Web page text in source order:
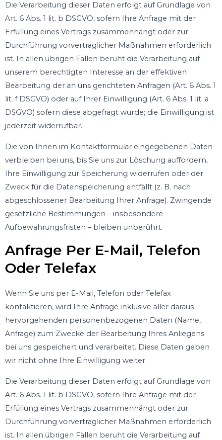
Die Verarbeitung dieser Daten erfolgt auf Grundlage von
Art. 6 Abs. 1 lit. b DSGVO, sofern Ihre Anfrage mit der
Erfüllung eines Vertrags zusammenhängt oder zur
Durchführung vorvertraglicher Maßnahmen erforderlich
ist. In allen übrigen Fällen beruht die Verarbeitung auf
unserem berechtigten Interesse an der effektiven
Bearbeitung der an uns gerichteten Anfragen (Art. 6 Abs. 1
lit. f DSGVO) oder auf Ihrer Einwilligung (Art. 6 Abs. 1 lit. a
DSGVO) sofern diese abgefragt wurde; die Einwilligung ist
jederzeit widerrufbar.
Die von Ihnen im Kontaktformular eingegebenen Daten
verbleiben bei uns, bis Sie uns zur Löschung auffordern,
Ihre Einwilligung zur Speicherung widerrufen oder der
Zweck für die Datenspeicherung entfällt (z. B. nach
abgeschlossener Bearbeitung Ihrer Anfrage). Zwingende
gesetzliche Bestimmungen – insbesondere
Aufbewahrungsfristen – bleiben unberührt.
Anfrage Per E-Mail, Telefon
Oder Telefax
Wenn Sie uns per E-Mail, Telefon oder Telefax
kontaktieren, wird Ihre Anfrage inklusive aller daraus
hervorgehenden personenbezogenen Daten (Name,
Anfrage) zum Zwecke der Bearbeitung Ihres Anliegens
bei uns gespeichert und verarbeitet. Diese Daten geben
wir nicht ohne Ihre Einwilligung weiter.
Die Verarbeitung dieser Daten erfolgt auf Grundlage von
Art. 6 Abs. 1 lit. b DSGVO, sofern Ihre Anfrage mit der
Erfüllung eines Vertrags zusammenhängt oder zur
Durchführung vorvertraglicher Maßnahmen erforderlich
ist. In allen übrigen Fällen beruht die Verarbeitung auf